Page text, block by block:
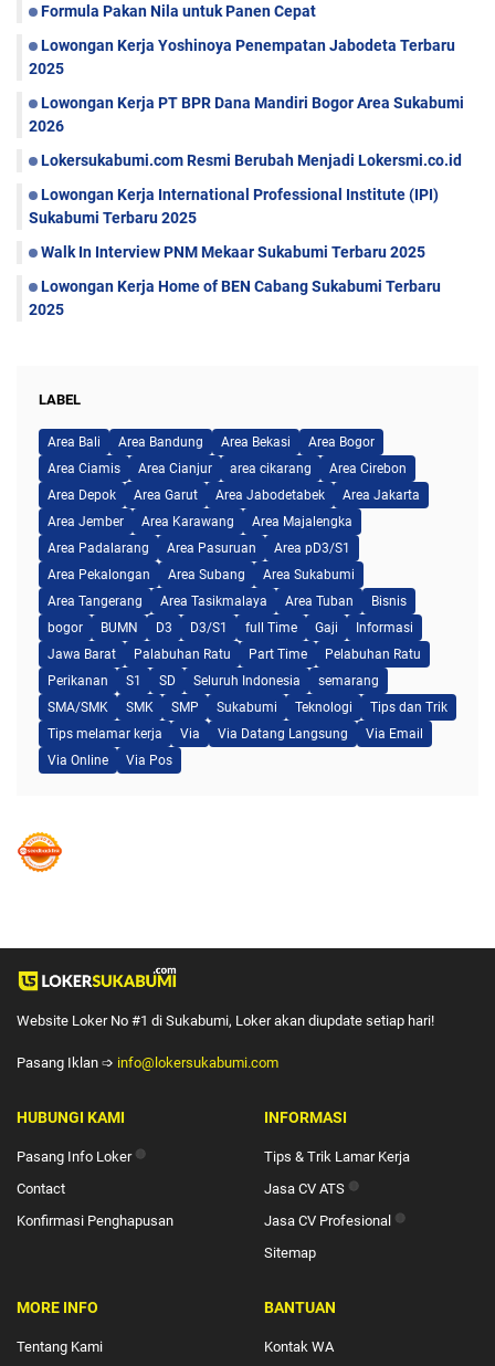
Formula Pakan Nila untuk Panen Cepat
Lowongan Kerja Yoshinoya Penempatan Jabodeta Terbaru
2025
Lowongan Kerja PT BPR Dana Mandiri Bogor Area Sukabumi
2026
Lokersukabumi.com Resmi Berubah Menjadi Lokersmi.co.id
Lowongan Kerja International Professional Institute (IPI)
Sukabumi Terbaru 2025
Walk In Interview PNM Mekaar Sukabumi Terbaru 2025
Lowongan Kerja Home of BEN Cabang Sukabumi Terbaru
2025
LABEL
Area Bali Area Bandung Area Bekasi
Area Bogor
Area Ciamis
Area Cianjur area cikarang
Area Cirebon
Area Depok
Area Garut Area Jabodetabek
Area Jakarta
Area Jember
Area Karawang
Area Majalengka
Area Padalarang
Area Pasuruan
Area pD3/S1
Area Pekalongan
Area Subang
Area Sukabumi
Area Tangerang
Area Tasikmalaya Area Tuban
Bisnis
bogor
BUMN D3 D3/S1 full Time Gaji
Informasi
Jawa Barat
Palabuhan Ratu Part Time
Pelabuhan Ratu
Perikanan
S1 SD Seluruh Indonesia
semarang
SMA/SMK
SMK SMP Sukabumi Teknologi
Tips dan Trik
Tips melamar kerja
Via Via Datang Langsung
Via Email
Via Online
Via Pos
Website Loker No #1 di Sukabumi, Loker akan diupdate setiap hari!
Pasang Iklan ➩ info@lokersukabumi.com
HUBUNGI KAMI
Pasang Info Loker 🔴
Contact
Konfirmasi Penghapusan
INFORMASI
Tips & Trik Lamar Kerja
Jasa CV ATS 🔴
Jasa CV Profesional 🔴
Sitemap
MORE INFO
Tentang Kami
BANTUAN
Kontak WA